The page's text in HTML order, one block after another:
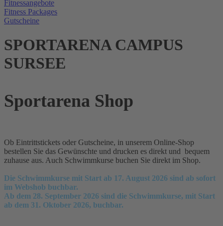
Fitnessangebote
Fitness Packages
Gutscheine
SPORTARENA CAMPUS
SURSEE
Sportarena Shop
Ob Eintrittstickets oder Gutscheine, in unserem Online-Shop
bestellen Sie das Gewünschte und drucken es direkt und bequem
zuhause aus. Auch Schwimmkurse buchen Sie direkt im Shop.
Die Schwimmkurse mit Start ab 17. August 2026 sind ab sofort
im Webshob buchbar.
Ab dem 28. September 2026 sind die Schwimmkurse, mit Start
ab dem 31. Oktober 2026, buchbar.